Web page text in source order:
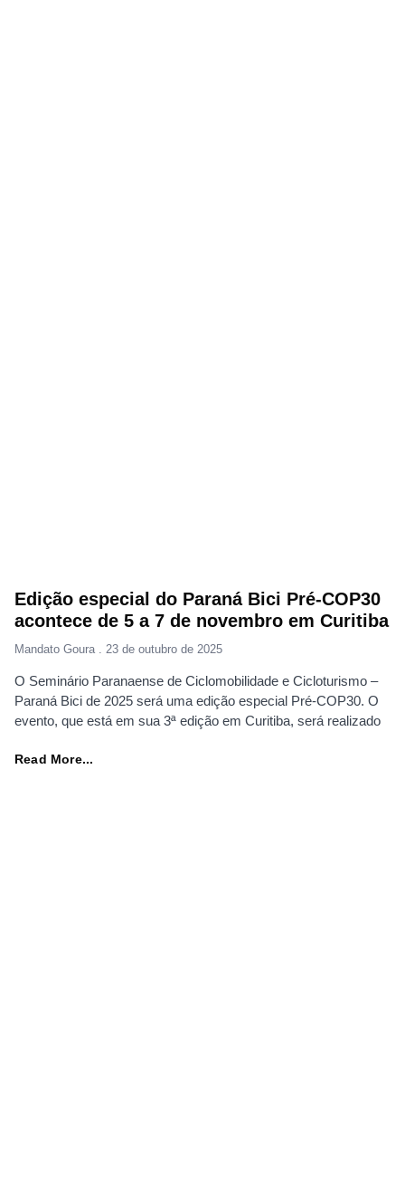
Edição especial do Paraná Bici Pré-COP30
acontece de 5 a 7 de novembro em Curitiba
Mandato Goura 23 de outubro de 2025
O Seminário Paranaense de Ciclomobilidade e Cicloturismo –
Paraná Bici de 2025 será uma edição especial Pré-COP30. O
evento, que está em sua 3ª edição em Curitiba, será realizado
Read More...